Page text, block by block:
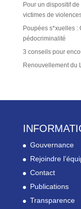
Pour un dispositif
victimes de
Poupées s*xuelles :
pédocriminalité
3 conseils pour
Renouvellement du
Gouvernance
Rejoindre
Contact
Publications
Transparence